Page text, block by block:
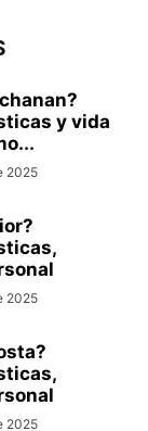
y vida
2025
2025
2025